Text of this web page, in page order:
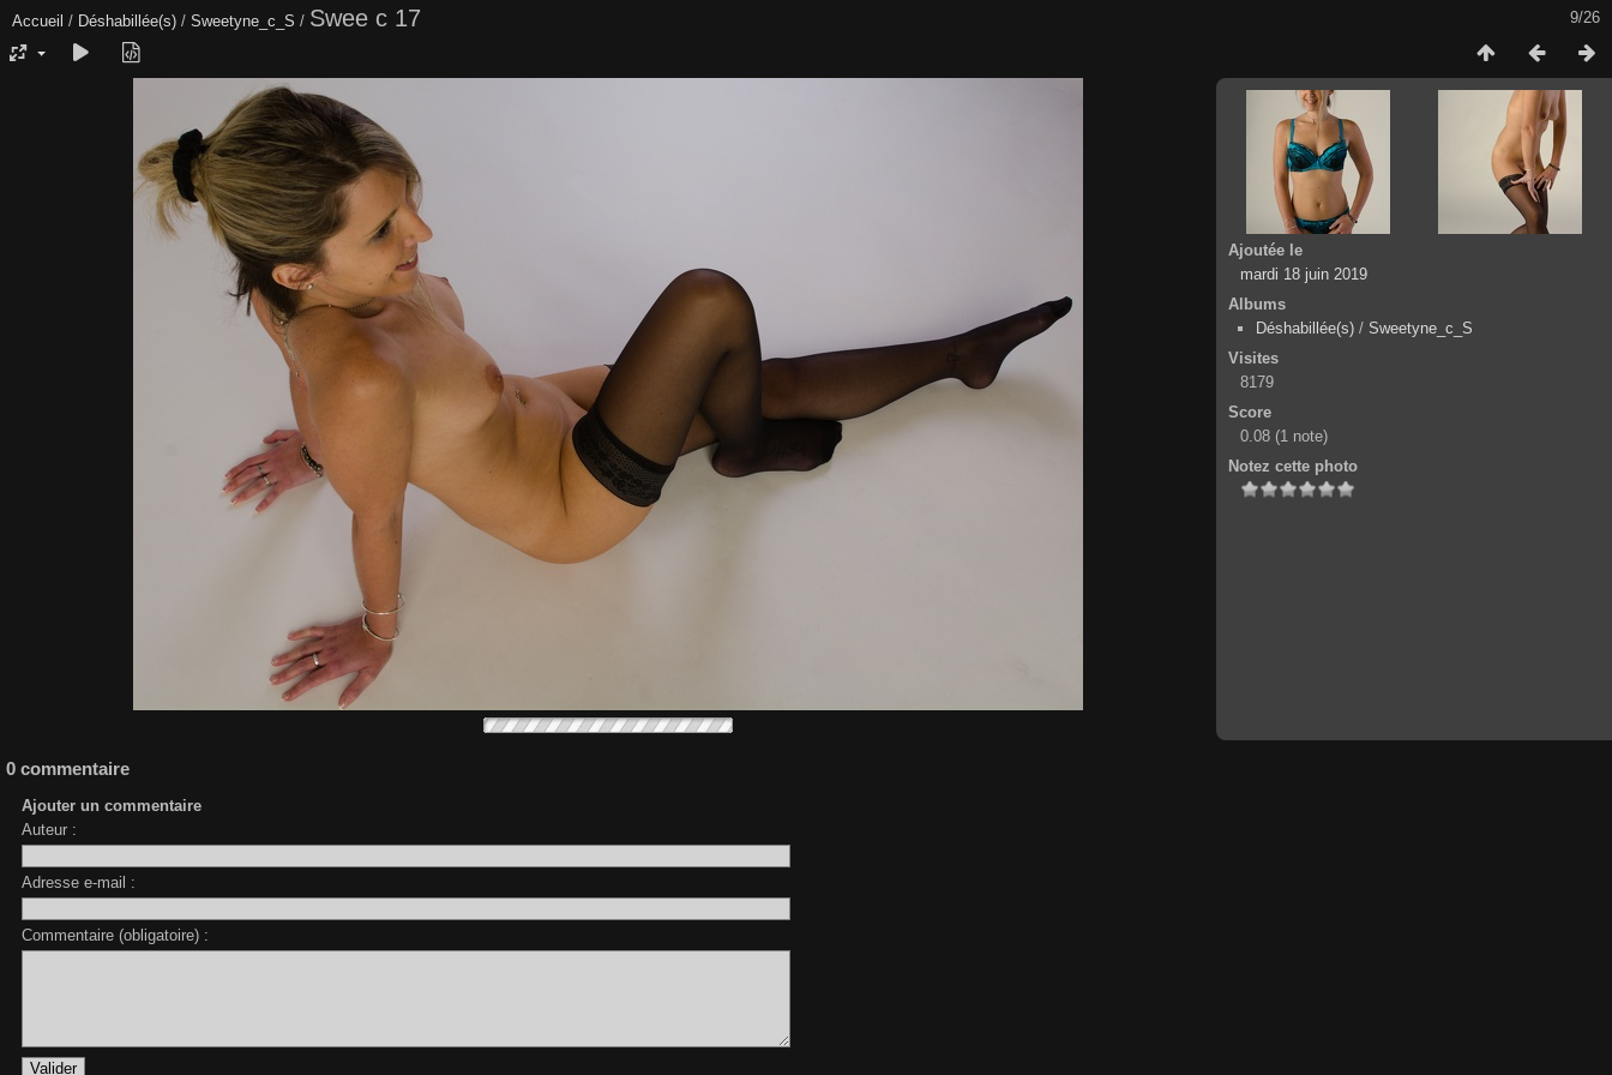
9/26
Accueil / Déshabillée(s) / Sweetyne_c_S / Swee c 17
Ajoutée le
mardi 18 juin 2019
Albums
Déshabillée(s) / Sweetyne_c_S
Visites
8179
Score
0.08 (1 note)
Notez cette photo
0 commentaire
Ajouter un commentaire
Auteur :
Adresse e-mail :
Commentaire (obligatoire) :